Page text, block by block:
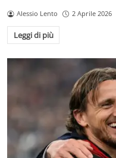
Alessio Lento 2 Aprile 2026
Leggi di più